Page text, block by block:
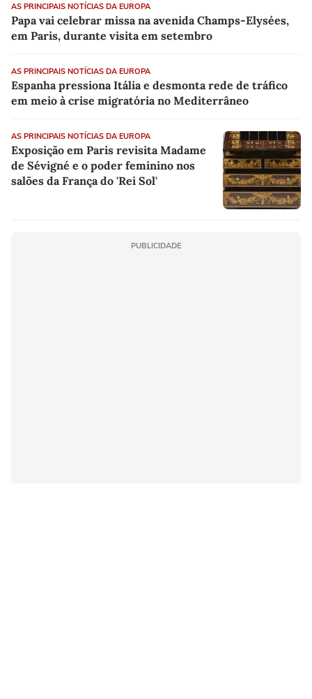
AS PRINCIPAIS NOTÍCIAS DA EUROPA
Papa vai celebrar missa na avenida Champs-Elysées,
em Paris, durante visita em setembro
AS PRINCIPAIS NOTÍCIAS DA EUROPA
Espanha pressiona Itália e desmonta rede de tráfico
em meio à crise migratória no Mediterrâneo
AS PRINCIPAIS NOTÍCIAS DA EUROPA
Exposição em Paris revisita Madame
de Sévigné e o poder feminino nos
salões da França do 'Rei Sol'
PUBLICIDADE